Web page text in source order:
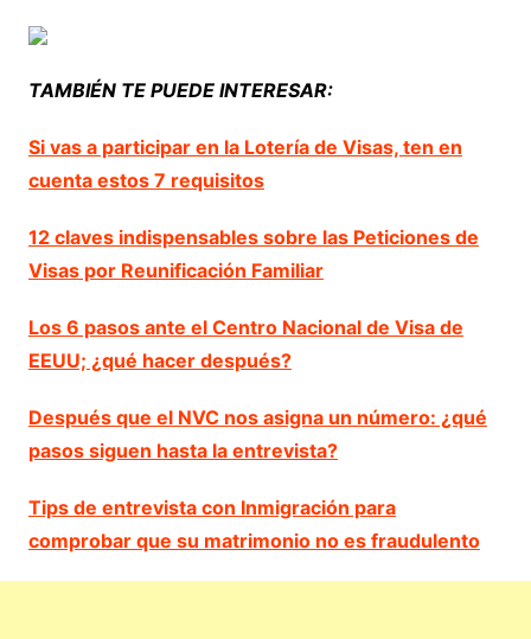
TAMBIÉN TE PUEDE INTERESAR:
Si vas a participar en la Lotería de Visas, ten en
cuenta estos 7 requisitos
12 claves indispensables sobre las Peticiones de
Visas por Reunificación Familiar
Los 6 pasos ante el Centro Nacional de Visa de
EEUU; ¿qué hacer después?
Después que el NVC nos asigna un número: ¿qué
pasos siguen hasta la entrevista?
Tips de entrevista con Inmigración para
comprobar que su matrimonio no es fraudulento